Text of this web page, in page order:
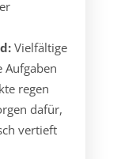
Vielfältige
regen
dafür,
vertieft